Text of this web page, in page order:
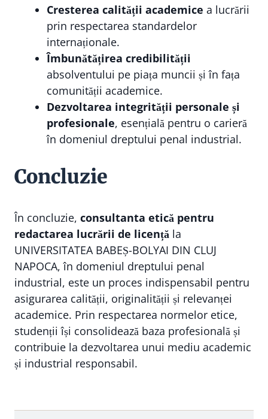
Cresterea calității academice a lucrării
prin respectarea standardelor
internaționale.
Îmbunătățirea credibilității
absolventului pe piața muncii și în fața
comunității academice.
Dezvoltarea integrității personale și
profesionale, esențială pentru o carieră
în domeniul dreptului penal industrial.
Concluzie
În concluzie, consultanta etică pentru
redactarea lucrării de licență la
UNIVERSITATEA BABEȘ-BOLYAI DIN CLUJ
NAPOCA, în domeniul dreptului penal
industrial, este un proces indispensabil pentru
asigurarea calității, originalității și relevanței
academice. Prin respectarea normelor etice,
studenții își consolidează baza profesională și
contribuie la dezvoltarea unui mediu academic
și industrial responsabil.